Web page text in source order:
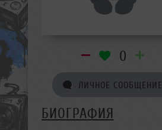
0
ЛИЧНОЕ СООБЩЕНИЕ
БИОГРАФИЯ